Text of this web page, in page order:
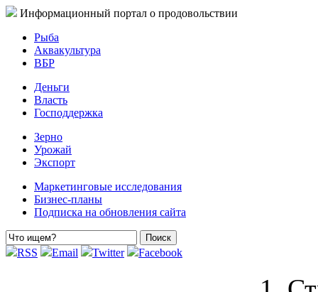
Информационный портал о продовольствии
Рыба
Аквакультура
ВБР
Деньги
Власть
Господдержка
Зерно
Урожай
Экспорт
Маркетинговые исследования
Бизнес-планы
Подписка на обновления сайта
RSS Email Twitter Facebook